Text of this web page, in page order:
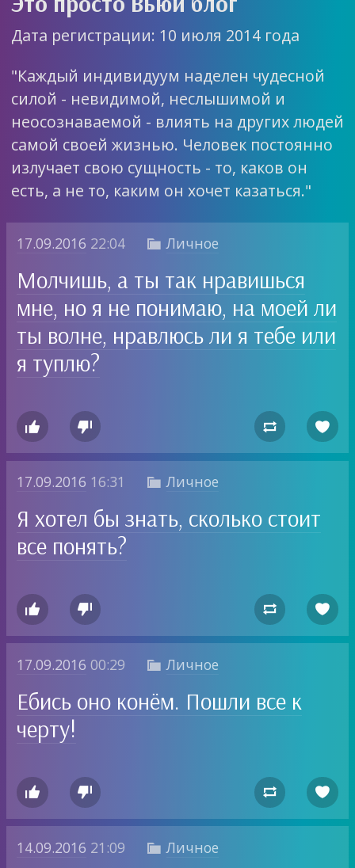
Дата регистрации: 10 июля 2014 года
"Каждый индивидуум наделен чудесной
силой - невидимой, неслышимой и
неосознаваемой - влиять на других людей
самой своей жизнью. Человек постоянно
излучает свою сущность - то, каков он
есть, а не то, каким он хочет казаться."
17.09.2016 22:04  Личное
Молчишь, а ты так нравишься
мне, но я не понимаю, на моей ли
ты волне, нравлюсь ли я тебе или
я туплю?
   
17.09.2016 16:31  Личное
Я хотел бы знать, сколько стоит
все понять?
   
17.09.2016 00:29  Личное
Ебись оно конём. Пошли все к
черту!
   
14.09.2016 21:09  Личное